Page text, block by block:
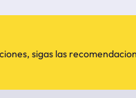
sigas las